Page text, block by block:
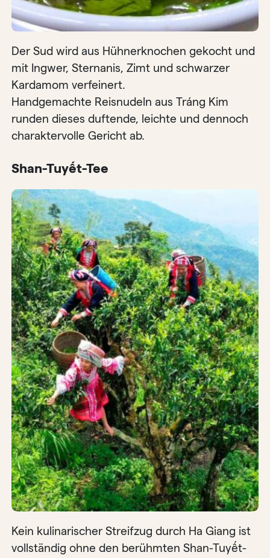
Der Sud wird aus Hühnerknochen gekocht und
mit Ingwer, Sternanis, Zimt und schwarzer
Kardamom verfeinert.
Handgemachte Reisnudeln aus Tráng Kim
runden dieses duftende, leichte und dennoch
charaktervolle Gericht ab.
Shan-Tuyết-Tee
Kein kulinarischer Streifzug durch Ha Giang ist
vollständig ohne den berühmten Shan-Tuyết-